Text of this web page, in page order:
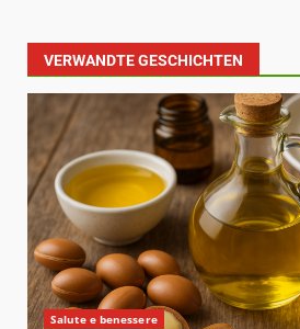
VERWANDTE GESCHICHTEN
Salute e benessere